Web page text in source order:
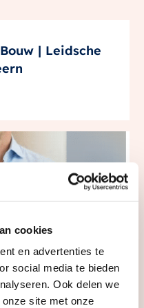
cookies
en advertenties te
social media te bieden
Ook delen we
site met onze
| Leidsche
kan het je geld
#utrecht